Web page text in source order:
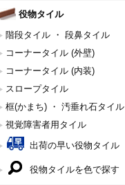
役物タイル
階段タイル ・ 段鼻タイル
コーナータイル (外壁)
コーナータイル (内装)
スロープタイル
框(かまち) ・ 汚垂れ石タイル
視覚障害者用タイル
出荷の早い役物タイル
役物タイルを色で探す